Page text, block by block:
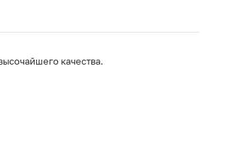
качества.